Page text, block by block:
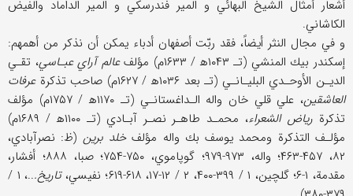
أشعار أمثال الشيخ البهائي و المير فندرسكي و المير الداماد والفيض
الكاشاني.
و في مجال النثر أيضاً، فقد ربّت أصفهان أدباء يمكن أن نذكر من أهمهم:
إسكندر بيك المنشي (تـ ۱۰۴۳ه‍ / ۱۶۳۳م) مؤلف
عالم آراي عبـاسي، تقـي
الديـن الأوحـدي البليـانـي (تـ بعد ۱۰۳۶ه‍ / ۱۶۲۷م) صاحب تذكرة
عرفات
العاشقين
، علي قلي خان واله الـداغستانـي (تـ ۱۱۷۰ه‍ / ۱۷۵۷م) مؤلف
تذكرة رياض الشعراء
، محمـد طاهـر نصـر آبـادي (تـ ۱۱۰۰ه‍ / ۱۶۸۹م)
مؤلـف التذكرة ومحمد يوسف بك واله مؤلفخلد برين (ظ: نصرآبادي،
۸۲، ۴۵۷-۴۶۳؛ واله، ۹۷۳-۹۷۹؛ گوپاموي، ۷۵۰-۷۵۴؛ صبا، ۸۸۸؛ أفشار،
مقدمة، ۱-۶؛ گلچين، ۱ / ۳۹۹-۴۰۰، ۲ / ۱۲-۱۷، ۶۱۸-۶۱۹؛ نفيسي،
تاريخ.
..، ۱ /